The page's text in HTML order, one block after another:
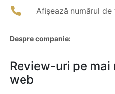
Afișează numărul de
Despre companie:
Review-uri pe
web